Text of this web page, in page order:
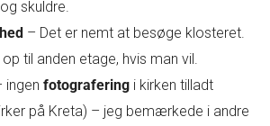
skuldre.
– Det er nemt at besøge klosteret.
op til anden etage, hvis man vil.
ingenfotografering i kirken tilladt
på Kreta) – jeg bemærkede i andre